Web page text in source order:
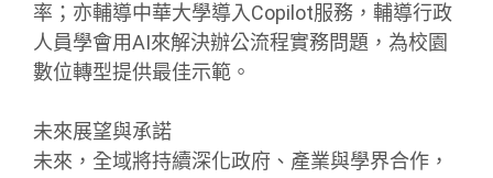
率；亦輔導中華大學導入Copilot服務，輔導行政
人員學會用AI來解決辦公流程實務問題，為校園
數位轉型提供最佳示範。
未來展望與承諾
未來，全域將持續深化政府、產業與學界合作，